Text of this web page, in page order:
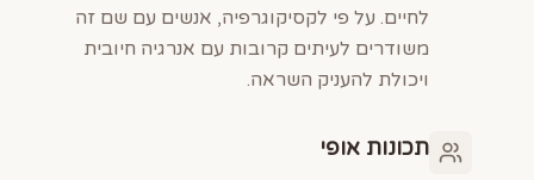
לחיים. על פי לקסיקוגרפיה, אנשים עם שם זה
משודרים לעיתים קרובות עם אנרגיה חיובית
ויכולת להעניק השראה.
תכונות אופי